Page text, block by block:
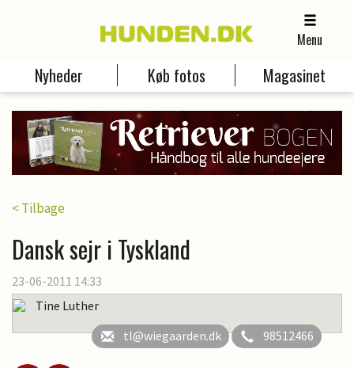
Menu
Nyheder Køb fotos Magasinet
< Tilbage
Dansk sejr i Tyskland
23-06-2011 14:33
Tine Luther
tl@wiegaarden.dk
98512466